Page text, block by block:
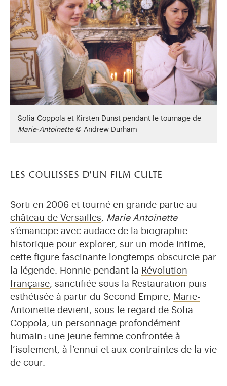
Sofia Coppola et Kirsten Dunst pendant le tournage de
Marie-Antoinette© Andrew Durham
les coulisses d'un film culte
Sorti en 2006 et tourné en grande partie au
château de Versailles, Marie Antoinette
s’émancipe avec audace de la biographie
historique pour explorer, sur un mode intime,
cette figure fascinante longtemps obscurcie par
la légende. Honnie pendant la Révolution
française, sanctifiée sous la Restauration puis
esthétisée à partir du Second Empire, Marie-
Antoinette devient, sous le regard de Sofia
Coppola, un personnage profondément
humain : une jeune femme confrontée à
l’isolement, à l’ennui et aux contraintes de la vie
de cour.